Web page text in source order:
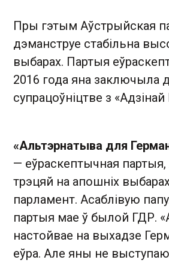
Пры гэтым Аўстрыйская
дэманструе стабільна
выбарах. Партыя
2016 года яна заключыла
супрацоўніцтве з «Адзінай
«Альтэрнатыва для
— еўраскептычная партыя,
трэцяй на апошніх
парламент. Асаблівую
партыя мае ў былой ГДР.
настойвае на выхадзе
еўра. Але яны не